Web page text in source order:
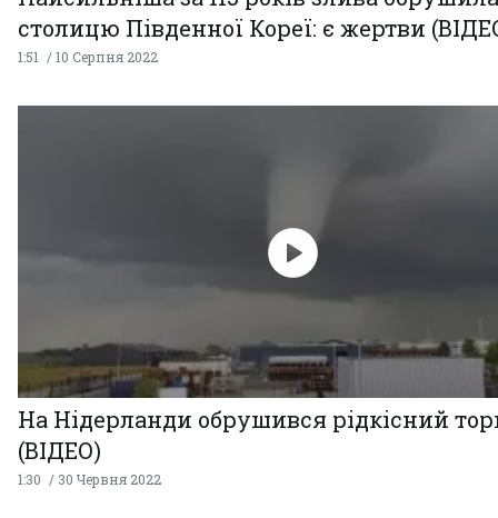
столицю Південної Кореї: є жертви
1:51 10 Серпня 2022
На Нідерланди обрушився рідкісний
(ВІДЕО)
1:30 30 Червня 2022